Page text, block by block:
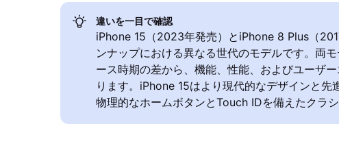
違いを一目で確認
iPhone 15（2023年発売）とiPhone 8 Plus（
ンナップにおける異なる世代のモデルです。両
ース時期の差から、機能、性能、およびユーザ
ります。iPhone 15はより現代的なデザインと
物理的なホームボタンとTouch IDを備えたクラ